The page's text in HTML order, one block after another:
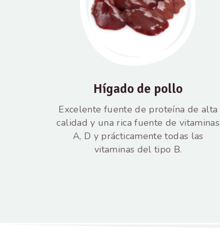
Hígado de pollo
Excelente fuente de proteína de alta
calidad y una rica fuente de vitaminas
A, D y prácticamente todas las
vitaminas del tipo B.